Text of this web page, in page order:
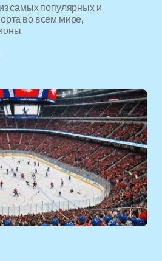
самых популярных и
во всем мире,